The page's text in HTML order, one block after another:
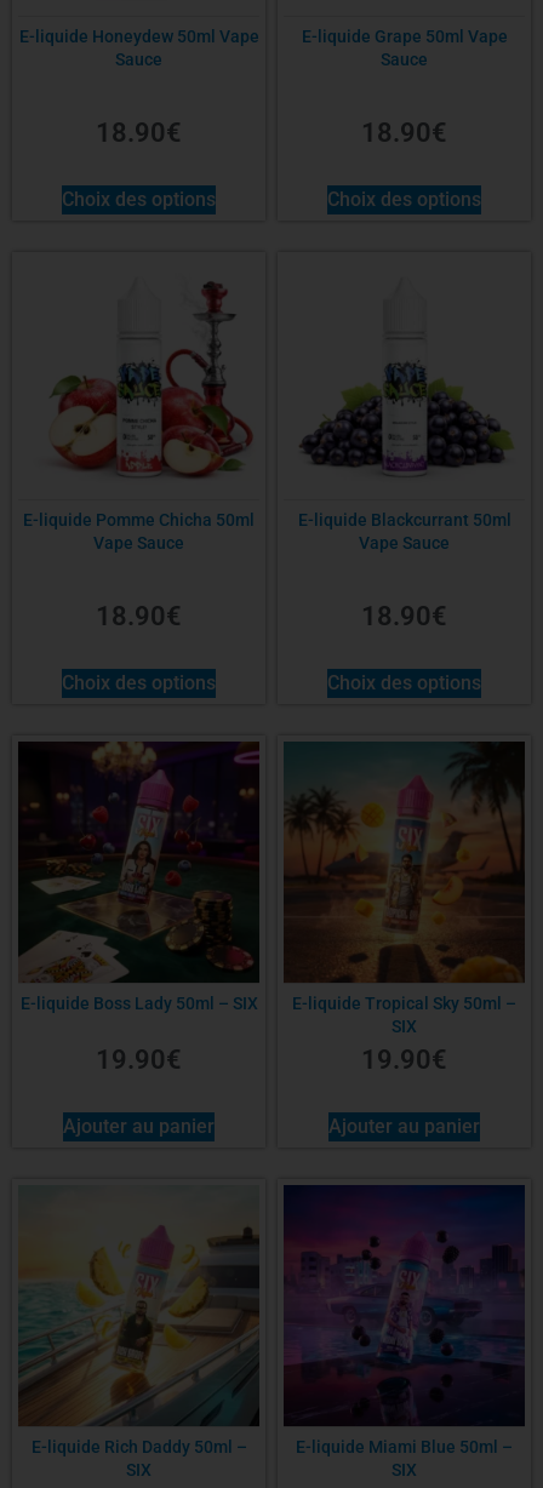
E-liquide Honeydew 50ml Vape
Sauce
18.90€
Choix des options
E-liquide Grape 50ml Vape
Sauce
18.90€
Choix des options
E-liquide Pomme Chicha 50ml
Vape Sauce
18.90€
Choix des options
E-liquide Blackcurrant 50ml
Vape Sauce
18.90€
Choix des options
E-liquide Boss Lady 50ml – SIX
19.90€
Ajouter au panier
E-liquide Tropical Sky 50ml –
SIX
19.90€
Ajouter au panier
E-liquide Rich Daddy 50ml –
SIX
E-liquide Miami Blue 50ml –
SIX